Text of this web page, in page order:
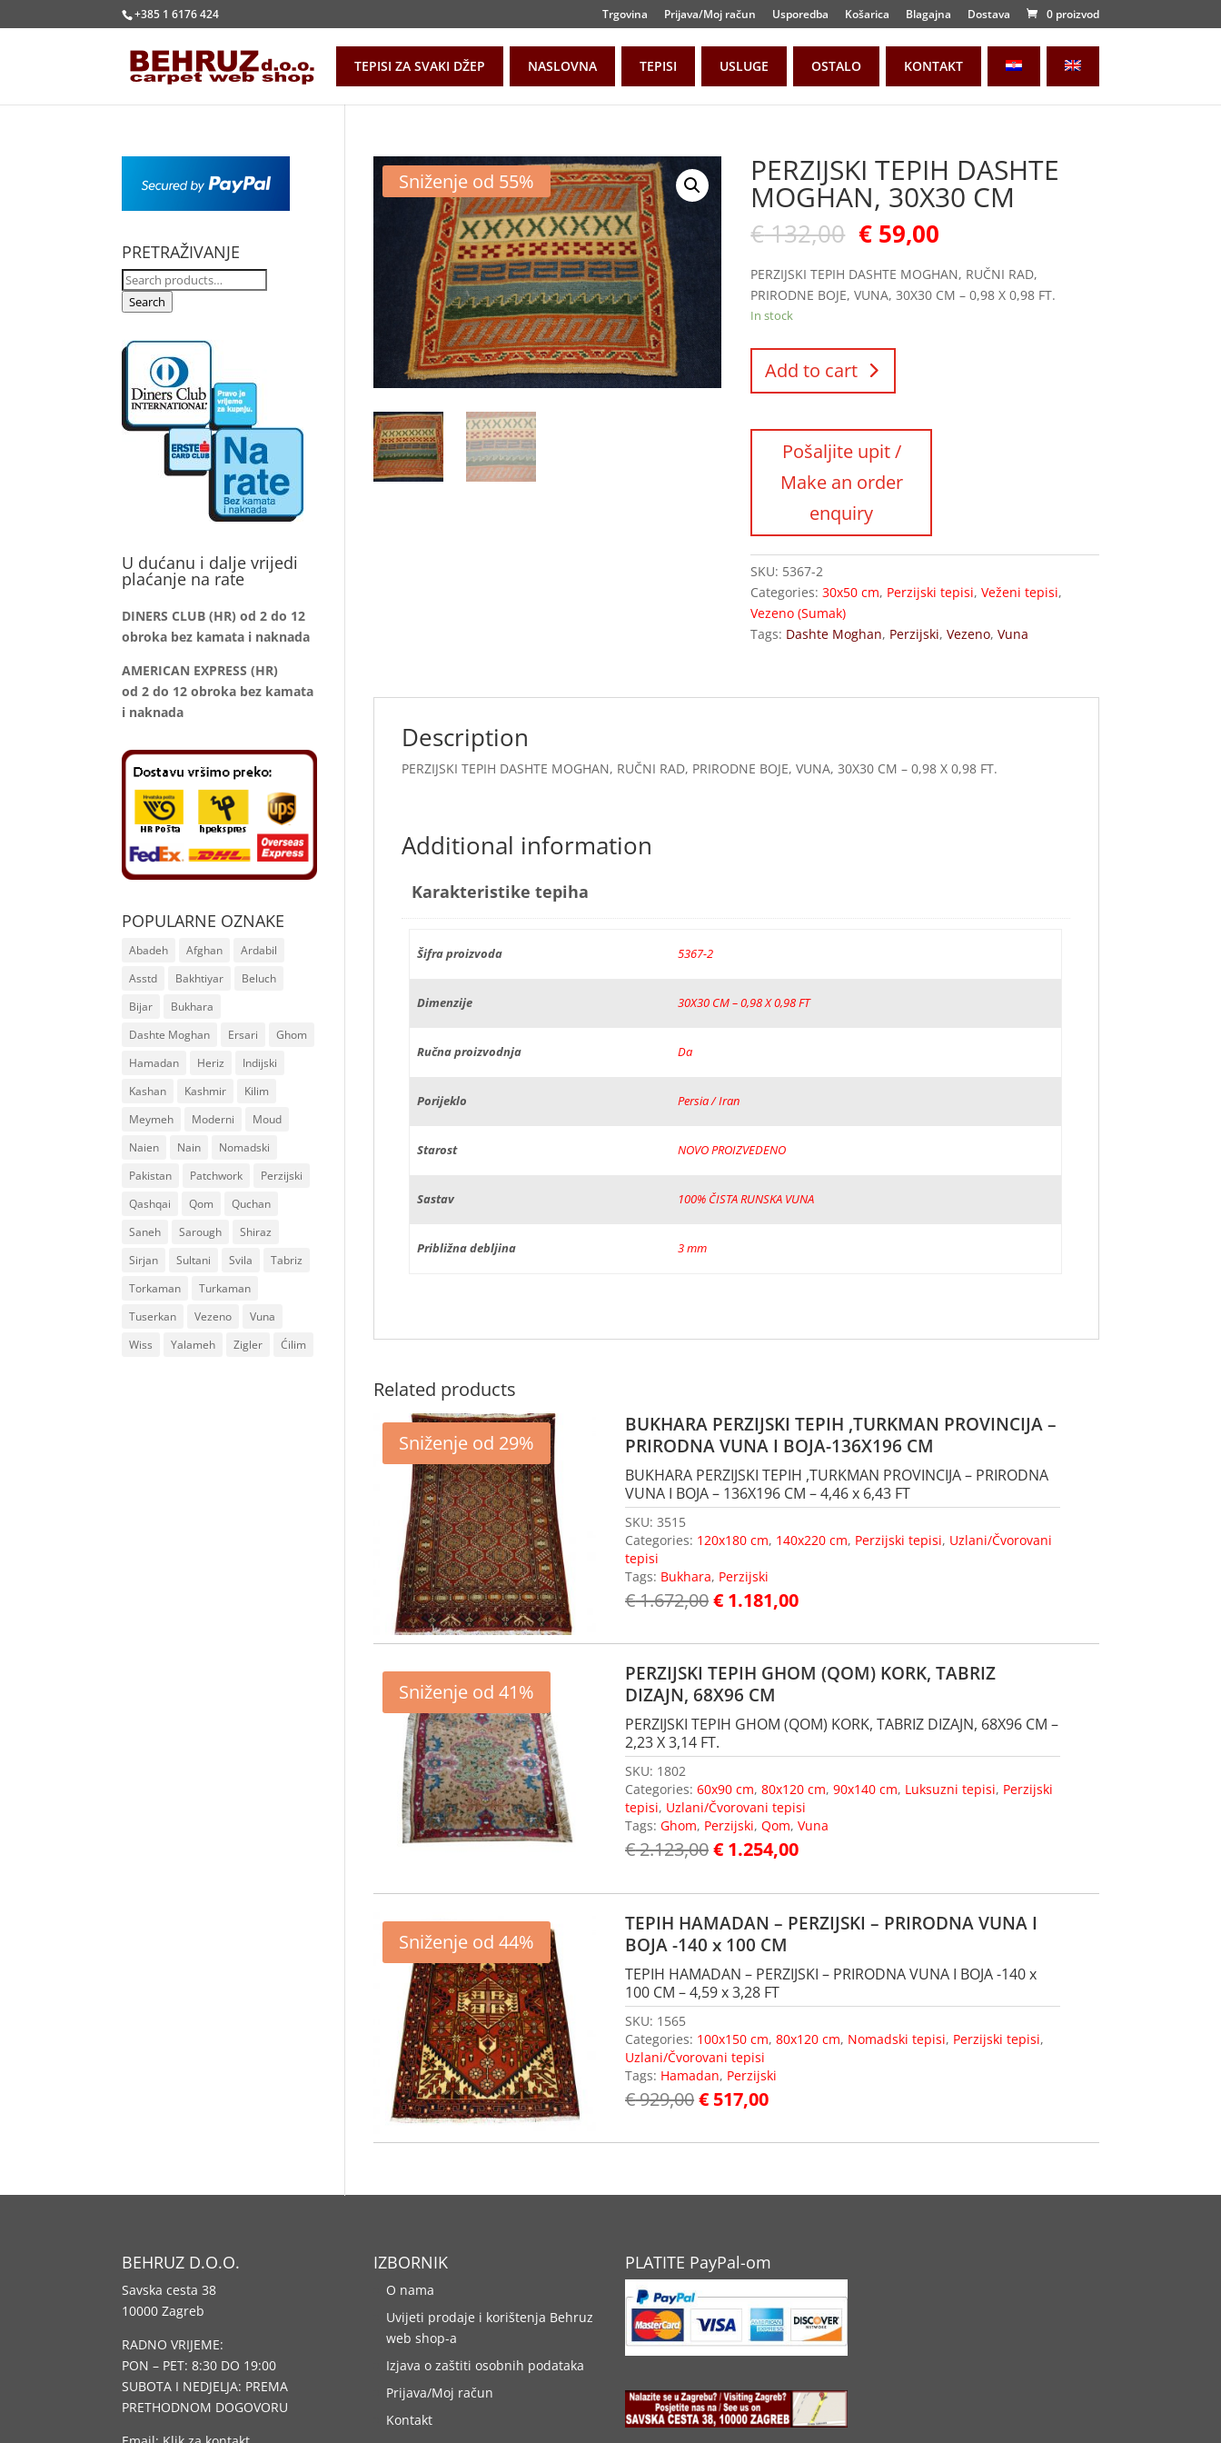
+385 1 6176 424 Trgovina Prijava/Moj račun Usporedba Košarica Blagajna Dostava 0 proizvod
TEPISI ZA SVAKI DŽEP NASLOVNA TEPISI USLUGE OSTALO KONTAKT
Sniženje od 55% PERZIJSKI TEPIH DASHTE
MOGHAN, 30X30 CM
€132,00 € 59,00
PERZIJSKI TEPIH DASHTE MOGHAN, RUČNI RAD,
PRIRODNE BOJE, VUNA, 30X30 CM – 0,98 X 0,98 FT.
In stock
Add to cart
SKU: 5367-2
Categories:30x50 cm, Perzijski tepisi,Veženi tepisi,
Vezeno (Sumak)
Tags: Dashte Moghan, Perzijski,Vezeno,Vuna
Description
PERZIJSKI TEPIH DASHTE MOGHAN, RUČNI RAD, PRIRODNE BOJE, VUNA, 30X30 CM – 0,98 X 0,98 FT.
Additional information
Karakteristike tepiha
Šifra proizvoda 5367-2
Dimenzije 30X30 CM – 0,98 X 0,98 FT
Ručna proizvodnja Da
Porijeklo Persia / Iran
Starost NOVO PROIZVEDENO
Sastav 100% ČISTA RUNSKA VUNA
Približna debljina 3 mm
Related products
Sniženje od 29%
BUKHARA PERZIJSKI TEPIH ,TURKMAN PROVINCIJA –
PRIRODNA VUNA I BOJA-136X196 CM
BUKHARA PERZIJSKI TEPIH ,TURKMAN PROVINCIJA – PRIRODNA
VUNA I BOJA – 136X196 CM – 4,46 x 6,43 FT
SKU:3515
Categories: 120x180 cm, 140x220 cm, Perzijski tepisi, Uzlani/Čvorovani
tepisi
Tags: Bukhara, Perzijski
€1.672,00€ 1.181,00
Sniženje od 41%
PERZIJSKI TEPIH GHOM (QOM) KORK, TABRIZ
DIZAJN, 68X96 CM
PERZIJSKI TEPIH GHOM (QOM) KORK, TABRIZ DIZAJN, 68X96 CM –
2,23 X 3,14 FT.
SKU: 1802
Categories:60x90 cm,80x120 cm,90x140 cm, Luksuzni tepisi, Perzijski
tepisi, Uzlani/Čvorovani tepisi
Tags:Ghom, Perzijski,Qom,Vuna
€2.123,00€ 1.254,00
Sniženje od 44%
TEPIH HAMADAN – PERZIJSKI – PRIRODNA VUNA I
BOJA -140 x 100 CM
TEPIH HAMADAN – PERZIJSKI – PRIRODNA VUNA I BOJA -140 x
100 CM – 4,59 x 3,28 FT
SKU: 1565
Categories: 100x150 cm,80x120 cm, Nomadski tepisi, Perzijski tepisi,
Uzlani/Čvorovani tepisi
Tags: Hamadan, Perzijski
€929,00€ 517,00
PRETRAŽIVANJE
Search
for:
Search
U dućanu i dalje vrijedi
plaćanje na rate
DINERS CLUB (HR) od 2 do 12
obroka bez kamata i naknada
AMERICAN EXPRESS (HR)
od 2 do 12obroka bez kamata
i naknada
POPULARNE OZNAKE
Abadeh Afghan
Ardabil
Asstd
Bakhtiyar
Beluch
Bijar
Bukhara
Dashte Moghan
Ersari
Ghom
Hamadan
Heriz
Indijski
Kashan
Kashmir
Kilim
Meymeh
Moderni
Moud
Naien
Nain
Nomadski
Pakistan
Patchwork
Perzijski
Qashqai
Qom
Quchan
Saneh
Sarough
Shiraz
Sirjan
Sultani Svila
Tabriz
Torkaman
Turkaman
Tuserkan
Vezeno
Vuna
Wiss
Yalameh Zigler Ćilim
BEHRUZ D.O.O.
Savska cesta 38
10000 Zagreb
RADNO VRIJEME:
PON – PET: 8:30 DO 19:00
SUBOTA I NEDJELJA: PREMA
PRETHODNOM DOGOVORU
IZBORNIK
O nama
Uvijeti prodaje i korištenja Behruz
web shop-a
Izjava o zaštiti osobnih podataka
Prijava/Moj račun
Kontakt
PLATITE PayPal-om